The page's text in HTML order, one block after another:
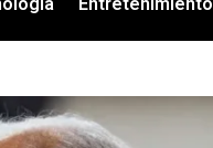
Entretenimiento